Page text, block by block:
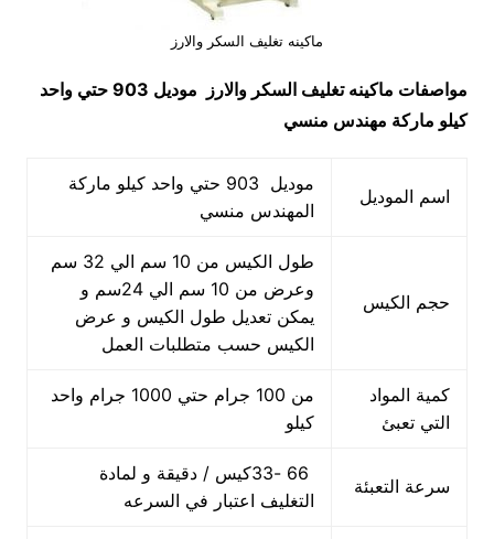
ماكينه تغليف السكر والارز
مواصفات ماكينه تغليف السكر والارز
موديل 903 حتي واحد
كيلو ماركة مهندس منسي
اسم الموديل
موديل 903 حتي واحد كيلو ماركة
المهندس منسي
حجم الكيس
طول الكيس من 10 سم الي 32 سم
وعرض من 10 سم الي 24سم و
يمكن تعديل طول الكيس و عرض
الكيس حسب متطلبات العمل
كمية المواد
التي تعبئ
من 100 جرام حتي 1000 جرام واحد
كيلو
سرعة التعبئة
66 -33كيس / دقيقة و لمادة
التغليف اعتبار في السرعه